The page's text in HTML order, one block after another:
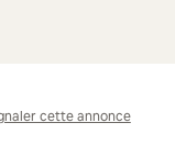
cette annonce